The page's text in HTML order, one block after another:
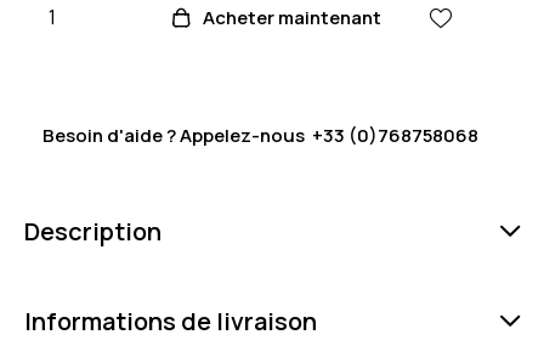
Acheter maintenant
Besoin d'aide ? Appelez-nous +33 (0)768758068
Description
Informations de livraison